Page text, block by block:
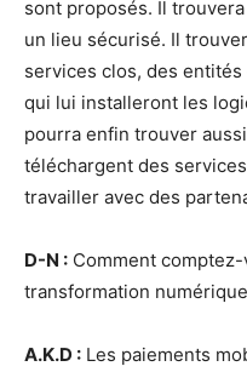
sont proposés. Il
un lieu sécurisé. Il
services clos, des
qui lui installeront les
pourra enfin trouver
téléchargent des
travailler avec des
D-N : Comment
transformation
A.K.D : Les paiements